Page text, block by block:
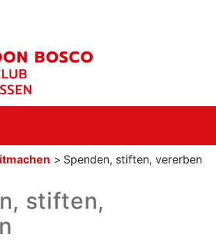
> Spenden, stiften, vererben
stiften,